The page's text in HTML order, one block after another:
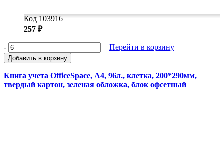
Код 103916
257 ₽
- + Перейти в корзину
Добавить в корзину
Книга учета OfficeSpace, А4, 96л., клетка, 200*290мм,
твердый картон, зеленая обложка, блок офсетный